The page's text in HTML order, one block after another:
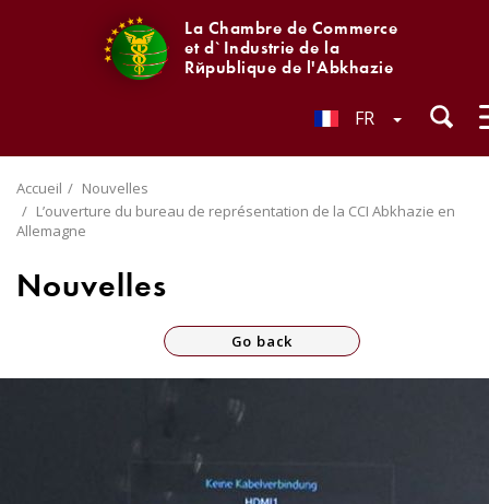
La Chambre de Commerce
et d`Industrie de la
République de l'Abkhazie
FR
Accueil
Nouvelles
L’ouverture du bureau de représentation de la CCI Abkhazie en
Allemagne
Nouvelles
Go back